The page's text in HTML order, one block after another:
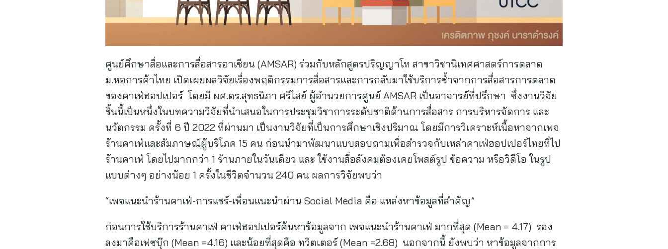
ศูนย์ศึกษาสื่อและการสื่อสารอาเซียน (AMSAR) ร่วมกับหลักสูตรปริญญาโท สาขาวิชานิเทศศาสตร์การตลาด
ม.หอการค้าไทย เปิดเผยผลวิจัยเรื่องพฤติกรรมการสื่อสารและการกลับมาใช้บริการซ้ำจากการสื่อสารการตลาด
ของคาเฟ่ฮอปเปอร์ โดยมี ผศ.ดร.สุทธนิภา ศรีไสย์ ผู้อำนวยการศูนย์ AMSAR เป็นอาจารย์ที่ปรึกษา ซึ่งงานวิจัย
ชิ้นนี้เป็นหนึ่งในบทความวิจัยที่นำเสนอในการประชุมวิชาการระดับชาติด้านการสื่อสาร การบริหารจัดการ และ
นวัตกรรม ครั้งที่ 6 ปี 2022 ที่ผ่านมา เป็นงานวิจัยที่เป็นการศึกษาเชิงปริมาณ โดยมีการวิเคราะห์เนื้อหาจากเพจ
ร้านคาเฟ่และสัมภาษณ์ผู้บริโภค 15 คน ก่อนนำมาพัฒนาแบบสอบถามเพื่อสำรวจกับเหล่าคาเฟ่ฮอปเปอร์ไทยที่ไป
ร้านคาเฟ่ โดยไปมากกว่า 1 ร้านภายในวันเดียว และ ใช้งานสื่อสังคมต้องเคยโพสต์รูป ข้อความ หรือวิดีโอ ในรูป
แบบต่างๆ อย่างน้อย 1 ครั้งในชีวิตจำนวน 240 คน ผลการวิจัยพบว่า
“เพจแนะนำร้านคาเฟ่-การแชร์-เพื่อนแนะนำผ่าน Social Media คือ แหล่งหาข้อมูลที่สำคัญ”
ก่อนการใช้บริการร้านคาเฟ่ คาเฟ่ฮอปเปอร์ค้นหาข้อมูลจาก เพจแนะนำร้านคาเฟ่ มากที่สุด (Mean = 4.17) รอง
ลงมาคือเฟซบุ๊ก (Mean =4.16) และน้อยที่สุดคือ ทวิตเตอร์ (Mean =2.68) นอกจากนี้ ยังพบว่า หาข้อมูลจากการ